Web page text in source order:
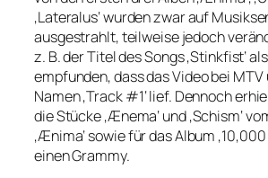
‚Lateralus‘ wurden zwar auf
ausgestrahlt, teilweise jedoch
z. B. der Titel des Songs ‚Stinkfist‘
empfunden, dass das Video bei
Namen ‚Track #1‘ lief. Dennoch
die Stücke ‚Ænema‘ und ‚Schism‘
‚Ænima‘ sowie für das Album
einen Grammy.